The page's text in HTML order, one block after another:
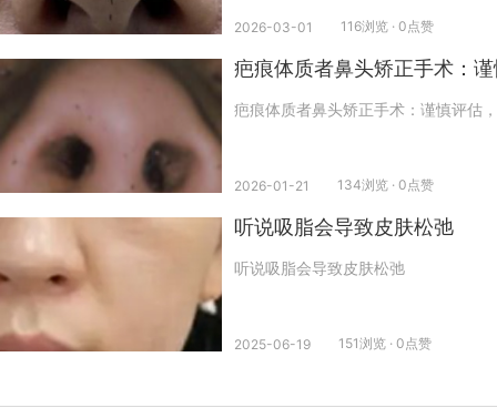
2026-03-01 116浏览 · 0点赞
疤痕体质者鼻头矫正手术：
疤痕体质者鼻头矫正手术：谨慎评估
2026-01-21 134浏览 · 0点赞
听说吸脂会导致皮肤松弛
听说吸脂会导致皮肤松弛
2025-06-19 151浏览 · 0点赞